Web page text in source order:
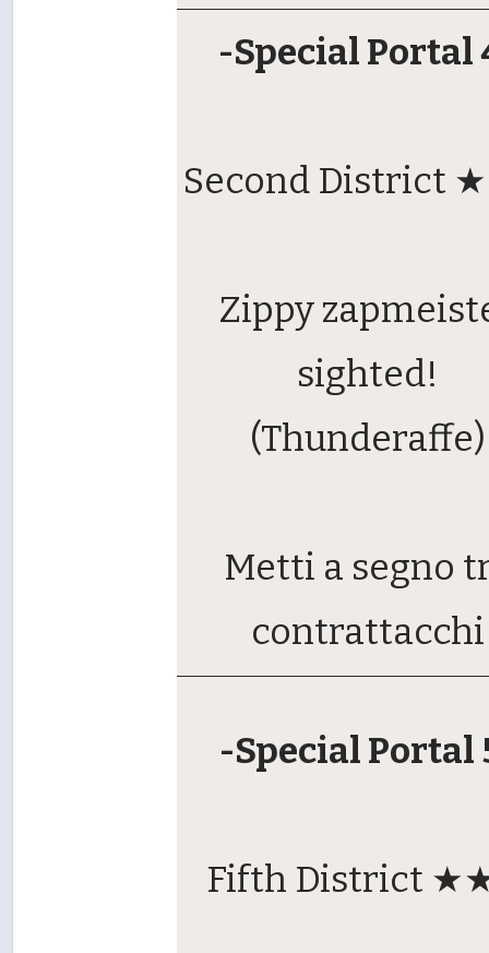
-Special Portal
Second District
Zippy
sighted!
(Thunderaffe)
Metti a segno
contrattacchi
-Special Portal
Fifth District